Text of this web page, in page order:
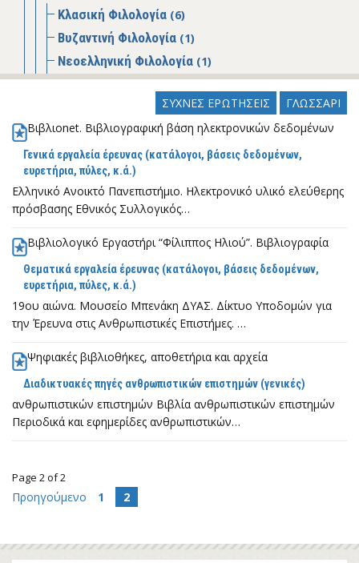
Κλασική Φιλολογία (6)
Βυζαντινή Φιλολογία (1)
Νεοελληνική Φιλολογία (1)
Λαογραφία(1)
Αρχαιολογία(2)
Φιλοσοφία(1)
Αγγλική Γλώσσα και Φιλολογία
Γαλλική Γλώσσα και Φιλολογία(1)
Θεατρικές σπουδές(1)
Μουσικές σπουδές(1)
Σλαβικές Σπουδές
Θεολογία(1)
Εξ αποστάσεως εκπαίδευση. Η
Βιβλιοθήκη Φιλοσοφικής Σχολής κοντά
σας
Διαδικτυακές πηγές ανθρωπιστικών
Κοινωνικές Επιστήμες
Θετικές Επιστήμες
Ιδιότητα
ΣΥΧΝΕΣ ΕΡΩΤΗΣΕΙΣ ΓΛΩΣΣΑΡΙ
Γενικά εργαλεία έρευνας (κατάλογοι, βάσεις δεδομένων,
ευρετήρια, πύλες, κ.ά.)
Βιβλιοnet. Βιβλιογραφική βάση ηλεκτρονικών δεδομένων
Ελληνικό Ανοικτό Πανεπιστήμιο. Ηλεκτρονικό υλικό ελεύθερης
πρόσβασης Εθνικός Συλλογικός…
Θεματικά εργαλεία έρευνας (κατάλογοι, βάσεις δεδομένων,
ευρετήρια, πύλες, κ.ά.)
Βιβλιολογικό Εργαστήρι “Φίλιππος Ηλιού”. Βιβλιογραφία
19ου αιώνα. Μουσείο Μπενάκη ΔΥΑΣ. Δίκτυο Υποδομών για
την Έρευνα στις Ανθρωπιστικές Επιστήμες. …
Διαδικτυακές πηγές ανθρωπιστικών επιστημών (γενικές)
Ψηφιακές βιβλιοθήκες, αποθετήρια και αρχεία
ανθρωπιστικών επιστημών Βιβλία ανθρωπιστικών επιστημών
Περιοδικά και εφημερίδες ανθρωπιστικών…
Page 2 of 2
Προηγούμενο 1 2